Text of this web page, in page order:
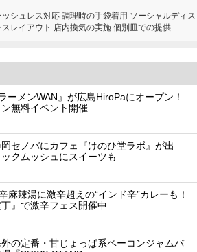
ッシュレス対応 調理時の手袋着用 ソーシャルディス
スレイアウト 店内換気の実施 個別皿での提供
ーメンWAN』が広島HiroPaにオープン！
無料イベント開催
セノバにカフェ『けのひ堂ラボ』が出
クムッシュにスイーツも
麻辣湯に激辛超えの“インド辛”カレーも！
丁』で激辛フェス開催中
の定番・甘じょっぱ系ベーコンジャムバ